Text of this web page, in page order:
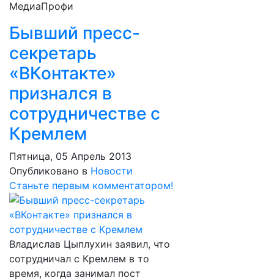
МедиаПрофи
Бывший пресс-
секретарь
«ВКонтакте»
признался в
сотрудничестве с
Кремлем
Пятница, 05 Апрель 2013
Опубликовано в Новости
Станьте первым комментатором!
Владислав Цыплухин заявил, что
сотрудничал с Кремлем в то
время, когда занимал пост